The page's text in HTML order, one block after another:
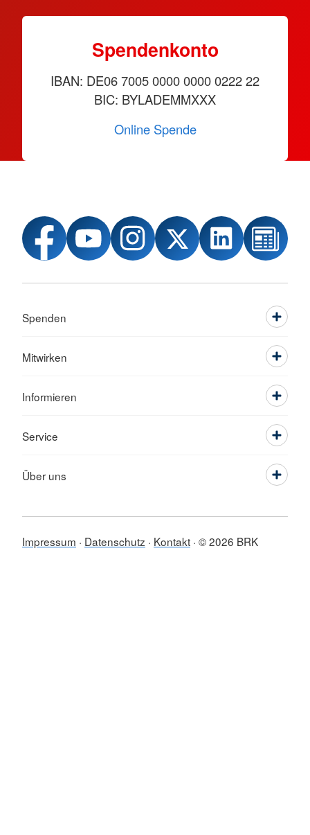
Spendenkonto
IBAN: DE06 7005 0000 0000 0222 22
BIC: BYLADEMMXXX
Online Spende
Spenden
Mitwirken
Informieren
Service
Über uns
Impressum Datenschutz Kontakt © 2026 BRK